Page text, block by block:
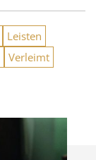
Leisten
Verleimt